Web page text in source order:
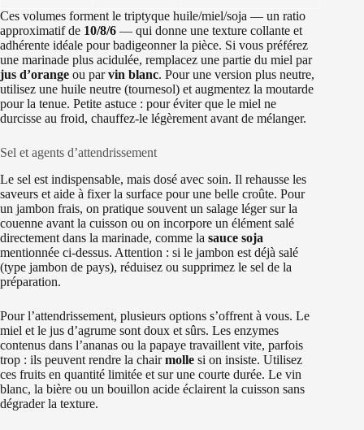
Ces volumes forment le triptyque huile/miel/soja — un ratio
approximatif de 10/8/6 — qui donne une texture collante et
adhérente idéale pour badigeonner la pièce. Si vous préférez
une marinade plus acidulée, remplacez une partie du miel par
jus d’orange ou parvin blanc. Pour une version plus neutre,
utilisez une huile neutre (tournesol) et augmentez la moutarde
pour la tenue. Petite astuce : pour éviter que le miel ne
durcisse au froid, chauffez-le légèrement avant de mélanger.
Sel et agents d’attendrissement
Le sel est indispensable, mais dosé avec soin. Il rehausse les
saveurs et aide à fixer la surface pour une belle croûte. Pour
un jambon frais, on pratique souvent un salage léger sur la
couenne avant la cuisson ou on incorpore un élément salé
directement dans la marinade, comme la sauce soja
mentionnée ci‑dessus. Attention : si le jambon est déjà salé
(type jambon de pays), réduisez ou supprimez le sel de la
préparation.
Pour l’attendrissement, plusieurs options s’offrent à vous. Le
miel et le jus d’agrume sont doux et sûrs. Les enzymes
contenus dans l’ananas ou la papaye travaillent vite, parfois
trop : ils peuvent rendre la chairmolle si on insiste. Utilisez
ces fruits en quantité limitée et sur une courte durée. Le vin
blanc, la bière ou un bouillon acide éclairent la cuisson sans
dégrader la texture.